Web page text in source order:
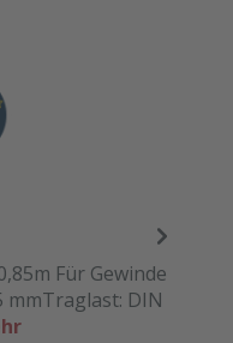
Für Gewinde
mmTraglast: DIN